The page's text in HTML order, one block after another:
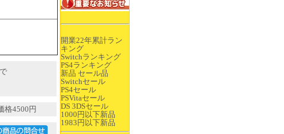
開業22年累計ラン
キング
Switchランキング
PS4ランキング
新品 セール品
Switchセール
PS4セール
PSVitaセール
DS 3DSセール
1000円以下新品
1983円以下新品
格4500円